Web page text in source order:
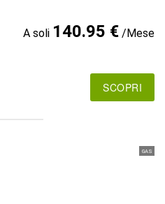
A soli 140.95 €/Mese
SCOPRI
GAS